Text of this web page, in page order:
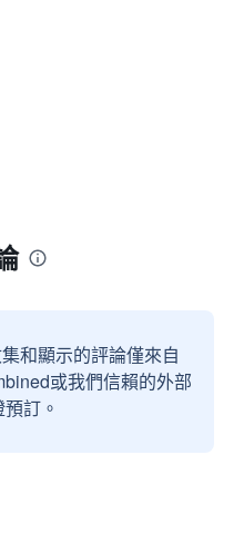
和顯示的評論僅來自
或我們信賴的外部
訂。